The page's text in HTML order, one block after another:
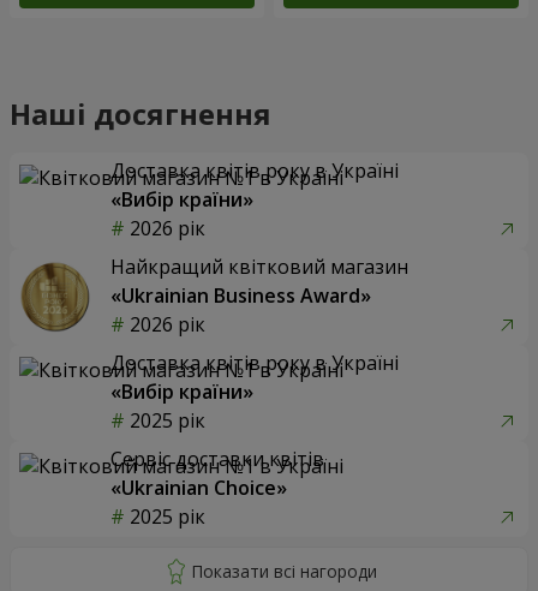
Наші досягнення
Доставка квітів року в Україні
«Вибір країни»
2026 рік
Найкращий квітковий магазин
«Ukrainian Business Award»
2026 рік
Доставка квітів року в Україні
«Вибір країни»
2025 рік
Сервіс доставки квітів
«Ukrainian Choice»
2025 рік